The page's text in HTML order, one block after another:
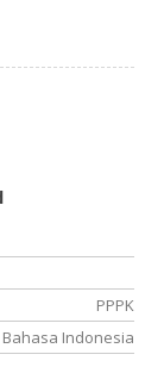
PPPK
Indonesia